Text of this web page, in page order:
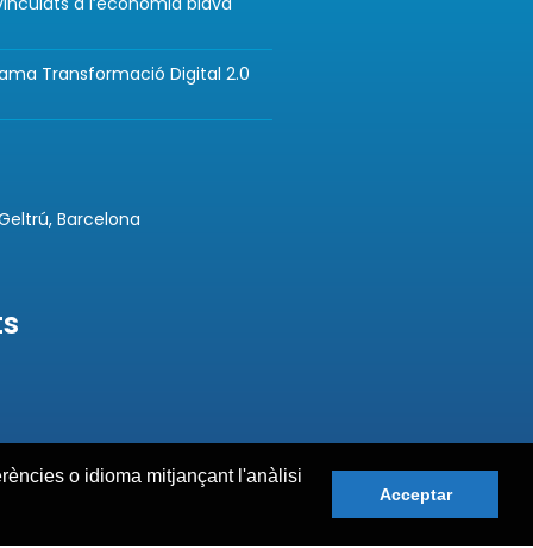
o idioma mitjançant l'anàlisi
Acceptar
Transformació Digital 2.0
Barcelona